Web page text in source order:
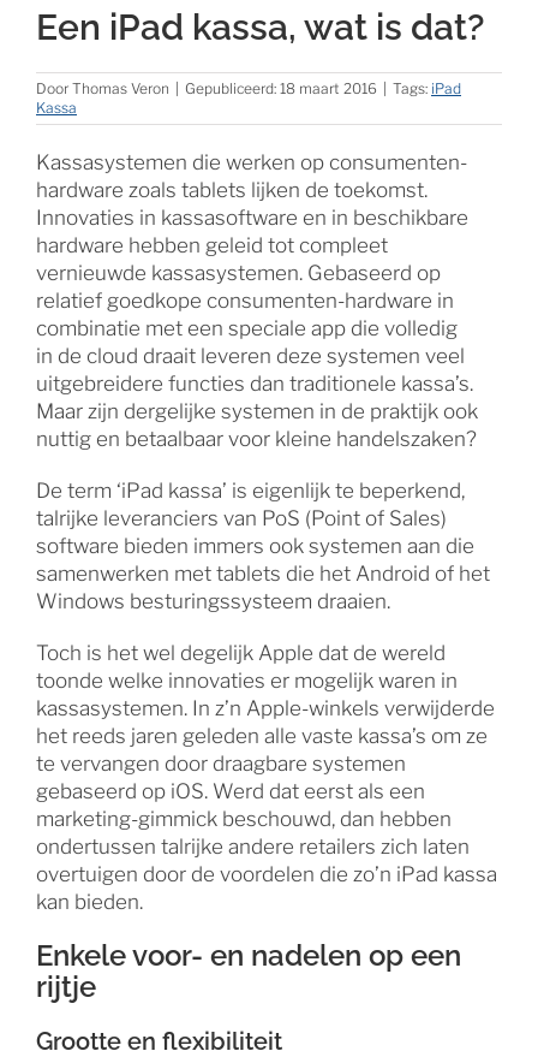
Een iPad kassa, wat is dat?
Door Thomas Veron | Gepubliceerd: 18 maart 2016 | Tags: iPad
Kassa
Kassasystemen die werken op consumenten-
hardware zoals tablets lijken de toekomst.
Innovaties in kassasoftware en in beschikbare
hardware hebben geleid tot compleet
vernieuwde kassasystemen. Gebaseerd op
relatief goedkope consumenten-hardware in
combinatie met een speciale app die volledig
in de cloud draait leveren deze systemen veel
uitgebreidere functies dan traditionele kassa’s.
Maar zijn dergelijke systemen in de praktijk ook
nuttig en betaalbaar voor kleine handelszaken?
De term ‘iPad kassa’ is eigenlijk te beperkend,
talrijke leveranciers van PoS (Point of Sales)
software bieden immers ook systemen aan die
samenwerken met tablets die het Android of het
Windows besturingssysteem draaien.
Toch is het wel degelijk Apple dat de wereld
toonde welke innovaties er mogelijk waren in
kassasystemen. In z’n Apple-winkels verwijderde
het reeds jaren geleden alle vaste kassa’s om ze
te vervangen door draagbare systemen
gebaseerd op iOS. Werd dat eerst als een
marketing-gimmick beschouwd, dan hebben
ondertussen talrijke andere retailers zich laten
overtuigen door de voordelen die zo’n iPad kassa
kan bieden.
Enkele voor- en nadelen op een
rijtje
Grootte en flexibiliteit